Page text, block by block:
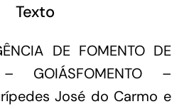
Texto
DE FOMENTO DE
GOIÁSFOMENTO –
José do Carmo e